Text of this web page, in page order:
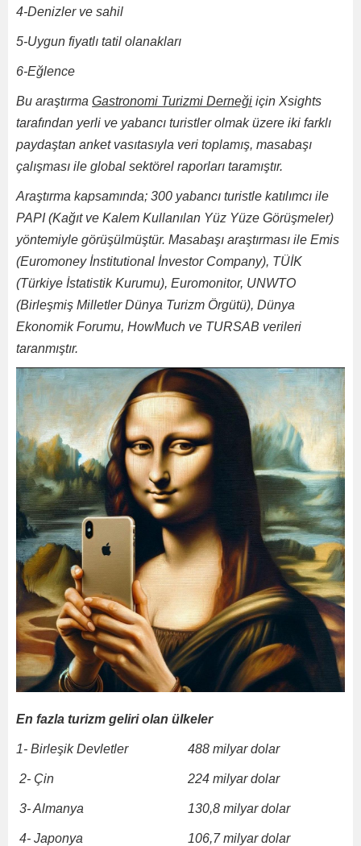
4-Denizler ve sahil
5-Uygun fiyatlı tatil olanakları
6-Eğlence
Bu araştırma Gastronomi Turizmi Derneği için Xsights
tarafından yerli ve yabancı turistler olmak üzere iki farklı
paydaştan anket vasıtasıyla veri toplamış, masabaşı
çalışması ile global sektörel raporları taramıştır.
Araştırma kapsamında; 300 yabancı turistle katılımcı ile
PAPI (Kağıt ve Kalem Kullanılan Yüz Yüze Görüşmeler)
yöntemiyle görüşülmüştür. Masabaşı araştırması ile Emis
(Euromoney İnstitutional İnvestor Company), TÜİK
(Türkiye İstatistik Kurumu), Euromonitor, UNWTO
(Birleşmiş Milletler Dünya Turizm Örgütü), Dünya
Ekonomik Forumu, HowMuch ve TURSAB verileri
taranmıştır.
En fazla turizm geliri olan ülkeler
1- Birleşik Devletler 488 milyar dolar
2- Çin 224 milyar dolar
3- Almanya 130,8 milyar dolar
4- Japonya 106,7 milyar dolar